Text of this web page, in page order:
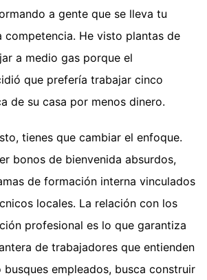
a gente que se lleva tu
competencia. He visto plantas de
a medio gas porque el
que prefería trabajar cinco
de su casa por menos dinero.
tienes que cambiar el enfoque.
bonos de bienvenida absurdos,
de formación interna vinculados
locales. La relación con los
profesional es lo que garantiza
de trabajadores que entienden
busques empleados, busca construir